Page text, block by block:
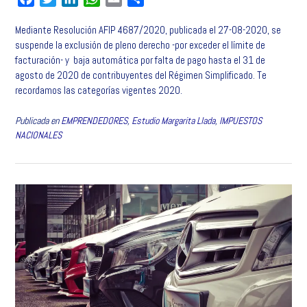
c
e
b
o
o
i
t
t
e
r
n
k
e
d
I
n
a
t
s
A
p
p
a
i
m
p
a
r
t
Mediante Resolución AFIP 4687/2020, publicada el 27-08-2020, se
suspende la exclusión de pleno derecho -por exceder el límite de
facturación- y baja automática por falta de pago hasta el 31 de
agosto de 2020 de contribuyentes del Régimen Simplificado. Te
recordamos las categorías vigentes 2020.
Publicada enEMPRENDEDORES, Estudio Margarita Llada, IMPUESTOS
NACIONALES